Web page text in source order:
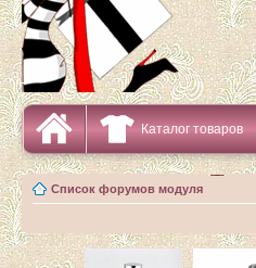
Каталог товаров
Список форумов модуля